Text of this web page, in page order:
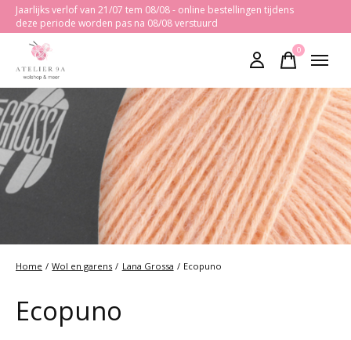
Jaarlijks verlof van 21/07 tem 08/08 - online bestellingen tijdens
deze periode worden pas na 08/08 verstuurd
0items
Home / Wol en garens / Lana Grossa / Ecopuno
Ecopuno